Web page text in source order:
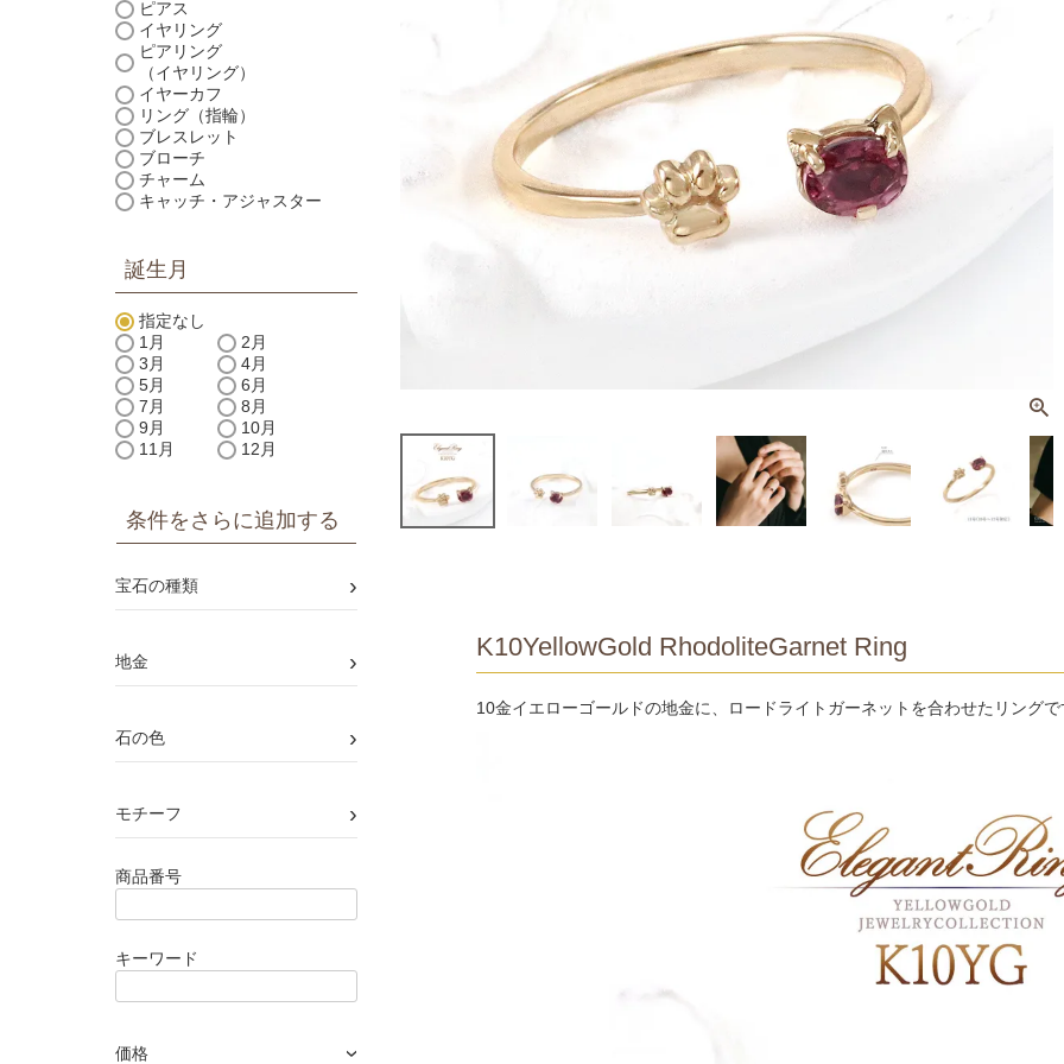
ピアス
イヤリング
ピアリング
（イヤリング）
イヤーカフ
リング（指輪）
ブレスレット
ブローチ
チャーム
キャッチ・アジャスター
誕生月
指定なし
1月
2月
3月
4月
5月
6月
7月
8月
9月
10月
11月
12月
条件をさらに追加する
宝石の種類 ›
地金 ›
石の色 ›
モチーフ ›
商品番号
キーワード
価格 ›
K10YellowGold RhodoliteGarnet Ring
10金イエローゴールドの地金に、ロードライトガーネットを合わせたリングで